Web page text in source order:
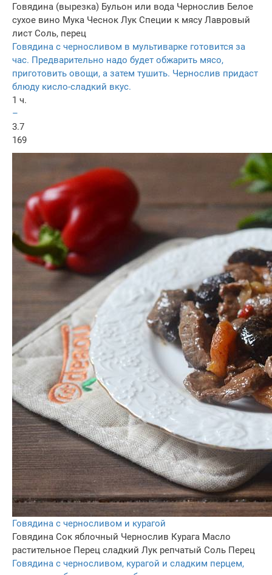
Говядина (вырезка) Бульон или вода Чернослив Белое
сухое вино Мука Чеснок Лук Специи к мясу Лавровый
лист Соль, перец
Говядина с черносливом в мультиварке готовится за
час. Предварительно надо будет обжарить мясо,
приготовить овощи, а затем тушить. Чернослив придаст
блюду кисло-сладкий вкус.
1 ч.
–
3.7
169
Говядина с черносливом и курагой
Говядина Сок яблочный Чернослив Курага Масло
растительное Перец сладкий Лук репчатый Соль Перец
Говядина с черносливом, курагой и сладким перцем,